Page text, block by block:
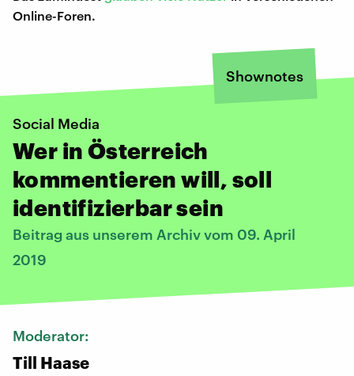
Online-Foren.
Shownotes
Social Media
Wer in Österreich
kommentieren will, soll
identifizierbar sein
Beitrag aus unserem Archiv vom 09. April
2019
Moderator:
Till Haase